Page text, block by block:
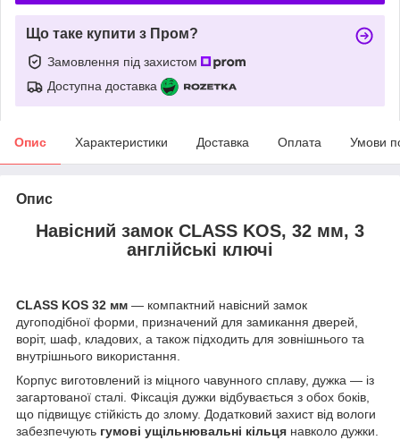
Що таке купити з Пром?
Замовлення під захистом
Доступна доставка
Опис Характеристики Доставка Оплата Умови
Опис
Навісний замок CLASS KOS, 32 мм, 3
англійські ключі
CLASS KOS 32 мм — компактний навісний замок
дугоподібної форми, призначений для замикання дверей,
воріт, шаф, кладових, а також підходить для зовнішнього та
внутрішнього використання.
Корпус виготовлений із міцного чавунного сплаву, дужка — із
загартованої сталі. Фіксація дужки відбувається з обох боків,
що підвищує стійкість до злому. Додатковий захист від вологи
забезпечують гумові ущільнювальні кільця навколо дужки.